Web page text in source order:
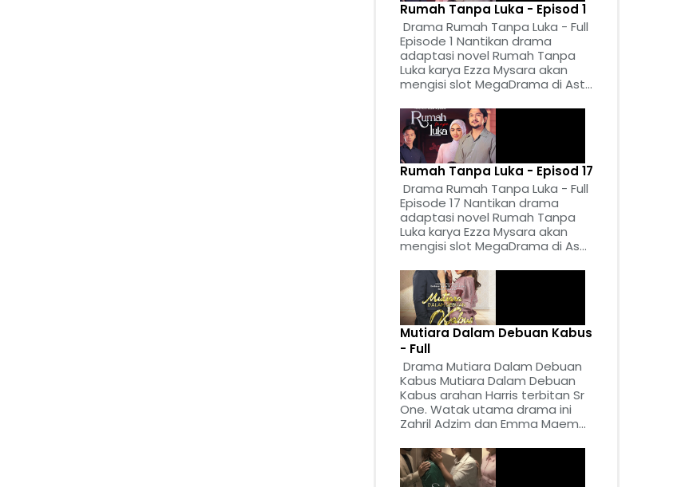
Rumah Tanpa Luka - Episod 1
Drama Rumah Tanpa Luka - Full
Episode 1 Nantikan drama
adaptasi novel Rumah Tanpa
Luka karya Ezza Mysara akan
mengisi slot MegaDrama di Ast...
Rumah Tanpa Luka - Episod 17
Drama Rumah Tanpa Luka - Full
Episode 17 Nantikan drama
adaptasi novel Rumah Tanpa
Luka karya Ezza Mysara akan
mengisi slot MegaDrama di As...
Mutiara Dalam Debuan Kabus
- Full
Drama Mutiara Dalam Debuan
Kabus Mutiara Dalam Debuan
Kabus arahan Harris terbitan Sr
One. Watak utama drama ini
Zahril Adzim dan Emma Maem...